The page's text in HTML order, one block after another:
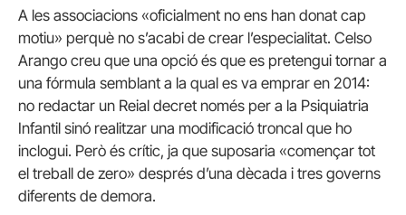
A les associacions «oficialment no ens han donat cap
motiu» perquè no s’acabi de crear l’especialitat. Celso
Arango creu que una opció és que es pretengui tornar a
una fórmula semblant a la qual es va emprar en 2014:
no redactar un Reial decret només per a la Psiquiatria
Infantil sinó realitzar una modificació troncal que ho
inclogui. Però és crític, ja que suposaria «començar tot
el treball de zero» després d’una dècada i tres governs
diferents de demora.